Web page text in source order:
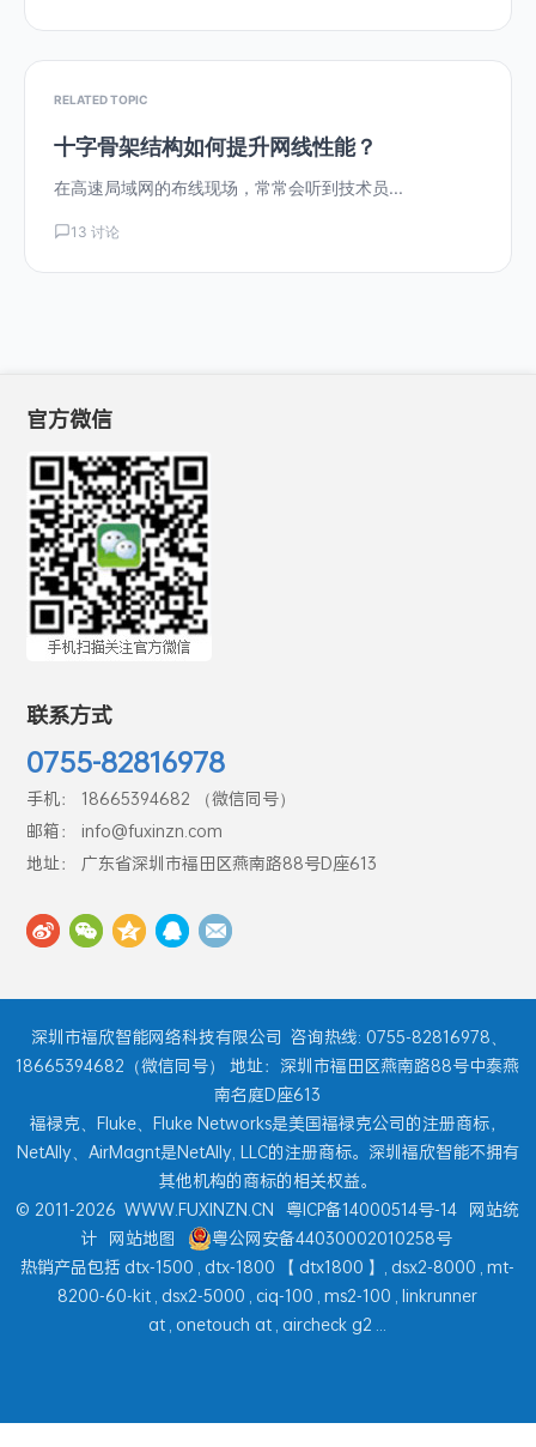
RELATED TOPIC
十字骨架结构如何提升网线性能？
在高速局域网的布线现场，常常会听到技术员...
13 讨论
官方微信
联系方式
0755-82816978
手机： 18665394682 （微信同号）
邮箱： info@fuxinzn.com
地址： 广东省深圳市福田区燕南路88号D座613
深圳市福欣智能网络科技有限公司 咨询热线: 0755-82816978、
18665394682（微信同号） 地址：深圳市福田区燕南路88号中泰燕
南名庭D座613
福禄克、Fluke、Fluke Networks是美国福禄克公司的注册商标，
NetAlly、AirMagnt是NetAlly, LLC的注册商标。深圳福欣智能不拥有
其他机构的商标的相关权益。
© 2011-2026 WWW.FUXINZN.CN 粤ICP备14000514号-14 网站统
计 网站地图
粤公网安备44030002010258号
热销产品包括 dtx-1500 dtx-1800 【 dtx1800 】, dsx2-8000 mt-
8200-60-kit dsx2-5000 ciq-100 ms2-100 linkrunner
at onetouch at aircheck g2